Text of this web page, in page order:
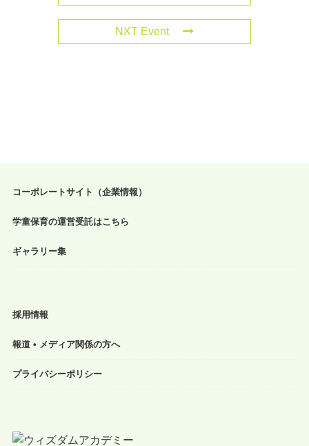
NXT Event
コーポレートサイト（企業情報）
学童保育の運営受託はこちら
ギャラリー集
採用情報
報道 • メディア関係の方へ
プライバシーポリシー